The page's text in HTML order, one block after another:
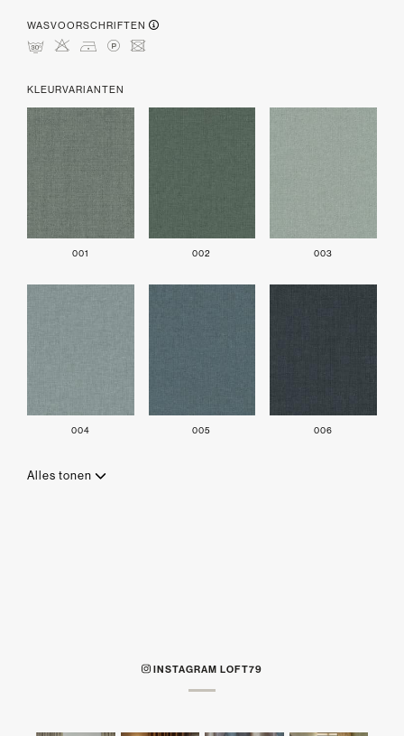
WASVOORSCHRIFTEN
mHDLU
KLEURVARIANTEN
001 002 003
004 005 006
Alles tonen
INSTAGRAM LOFT79